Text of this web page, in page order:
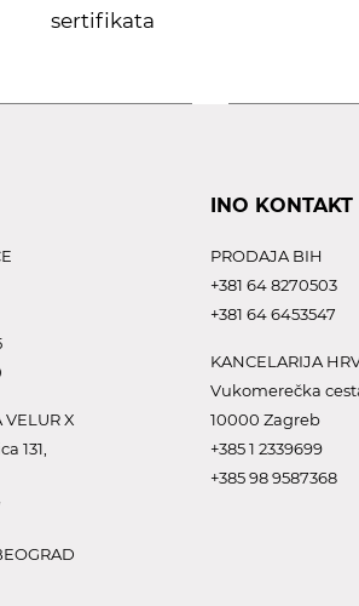
sertifikata
X
131,
INO KONTAKT
PRODAJA BIH
+381 64 8270503
+381 64 6453547
KANCELARIJA
Vukomerečka cesta
10000 Zagreb
+385 1 2339699
+385 98 9587368